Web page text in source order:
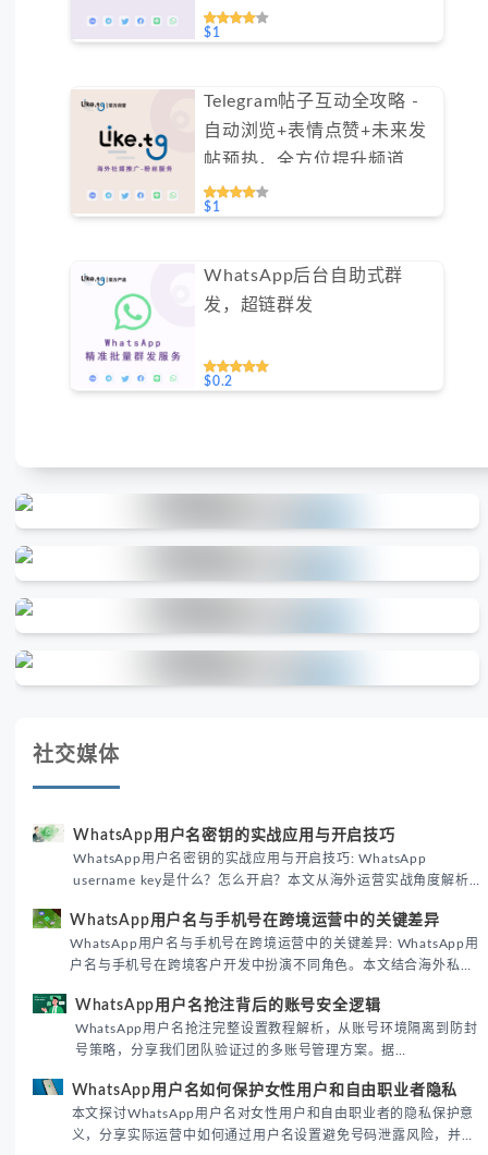
$1
Telegram帖子互动全攻略 -
自动浏览+表情点赞+未来发
帖预热，全方位提升频道活
跃度（不支持免费测试）
$1
WhatsApp后台自助式群
发，超链群发
$0.2
社交媒体
WhatsApp用户名密钥的实战应用与开启技巧
WhatsApp用户名密钥的实战应用与开启技巧: WhatsApp
username key是什么？怎么开启？本文从海外运营实战角度解析
境团队高效触达目标客户。
WhatsApp用户名与手机号在跨境运营中的关键差异
WhatsApp用户名与手机号在跨境运营中的关键差异: WhatsApp用
户名与手机号在跨境客户开发中扮演不同角色。本文结合海外私域
际差异，帮助团队优化WhatsApp营销策略。
WhatsApp用户名抢注背后的账号安全逻辑
WhatsApp用户名抢注完整设置教程解析，从账号环境隔离到防封
号策略，分享我们团队验证过的多账号管理方案。据
性直接影响转化率。
WhatsApp用户名如何保护女性用户和自由职业者隐私
本文探讨WhatsApp用户名对女性用户和自由职业者的隐私保护意
义，分享实际运营中如何通过用户名设置避免号码泄露风险，并提